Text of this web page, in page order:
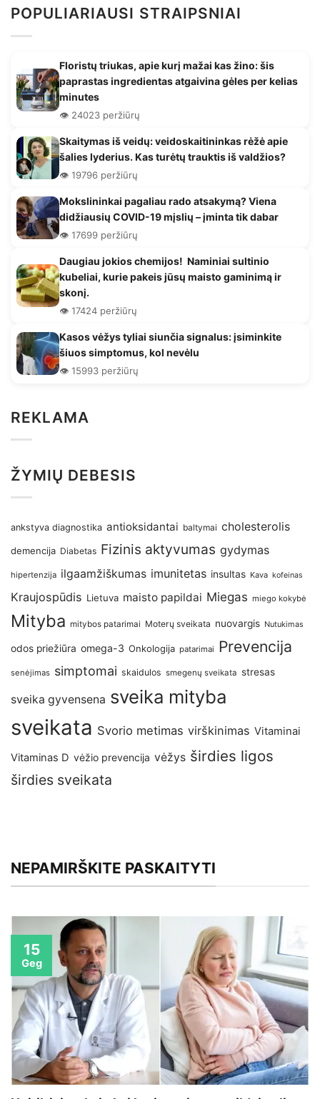
POPULIARIAUSI STRAIPSNIAI
Floristų triukas, apie kurį mažai kas žino: šis
paprastas ingredientas atgaivina gėles per kelias
minutes
👁️ 24023 peržiūrų
Skaitymas iš veidų: veidoskaitininkas rėžė apie
šalies lyderius. Kas turėtų trauktis iš valdžios?
👁️ 19796 peržiūrų
Mokslininkai pagaliau rado atsakymą? Viena
didžiausių COVID-19 mįslių – įminta tik dabar
👁️ 17699 peržiūrų
Daugiau jokios chemijos! Naminiai sultinio
kubeliai, kurie pakeis jūsų maisto gaminimą ir
skonį.
👁️ 17424 peržiūrų
Kasos vėžys tyliai siunčia signalus: įsiminkite
šiuos simptomus, kol nevėlu
👁️ 15993 peržiūrų
REKLAMA
ŽYMIŲ DEBESIS
ankstyva diagnostika antioksidantai baltymai cholesterolis
demencija Diabetas Fizinis aktyvumas gydymas
hipertenzija ilgaamžiškumas imunitetas insultas Kava kofeinas
Kraujospūdis Lietuva maisto papildai Miegas miego kokybė
Mityba mitybos patarimai Moterų sveikata nuovargis Nutukimas
odos priežiūra omega-3 Onkologija patarimai Prevencija
senėjimas simptomai skaidulos smegenų sveikata stresas
sveika gyvensena sveika mityba
sveikata Svorio metimas virškinimas Vitaminai
Vitaminas D vėžio prevencija vėžys širdies ligos
širdies sveikata
NEPAMIRŠKITE PASKAITYTI
15
Geg